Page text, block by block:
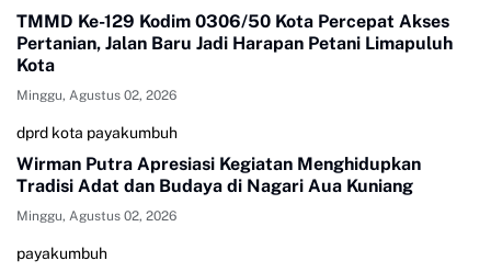
TMMD Ke-129 Kodim 0306/50 Kota Percepat Akses
Pertanian, Jalan Baru Jadi Harapan Petani Limapuluh
Kota
Minggu, Agustus 02, 2026
dprd kota payakumbuh
Wirman Putra Apresiasi Kegiatan Menghidupkan
Tradisi Adat dan Budaya di Nagari Aua Kuniang
Minggu, Agustus 02, 2026
payakumbuh